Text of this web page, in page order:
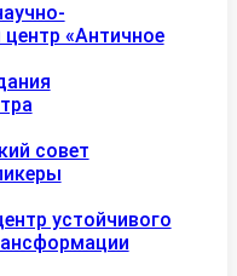
центр «Античное
совет
устойчивого